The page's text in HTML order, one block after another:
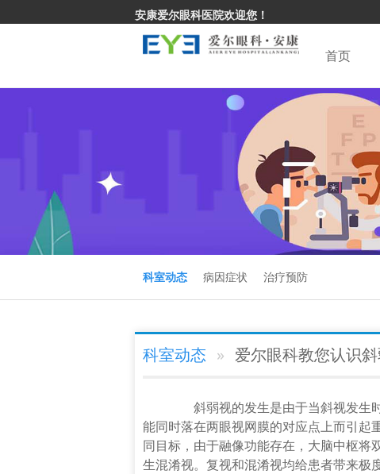
安康爱尔眼科医院欢迎您！
首页
科室动态 病因症状 治疗预防
科室动态 爱尔眼科教您认识
斜弱视的发生是由于当斜视发生
能同时落在两眼视网膜的对应点上而引起
同目标，由于融像功能存在，大脑中枢将
生混淆视。复视和混淆视均给患者带来极